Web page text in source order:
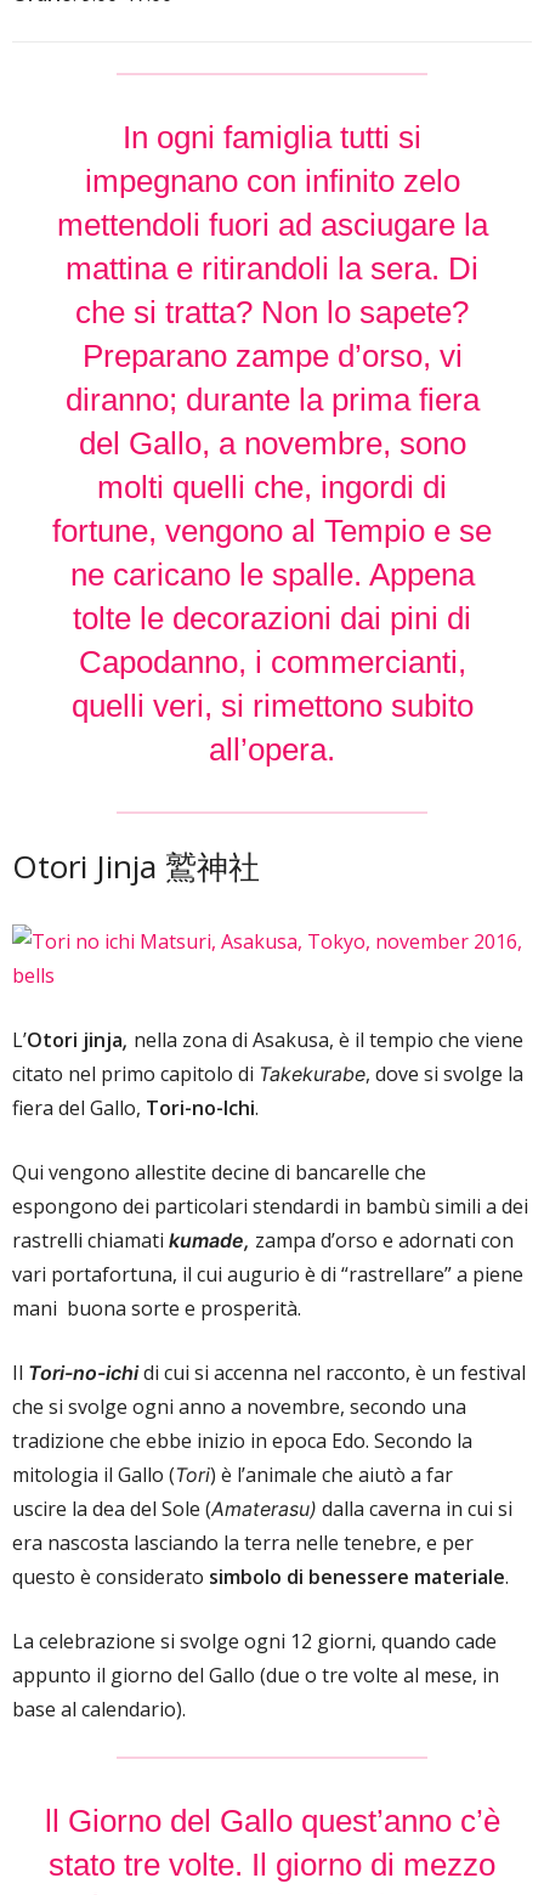
In ogni famiglia tutti si
impegnano con infinito zelo
mettendoli fuori ad asciugare la
mattina e ritirandoli la sera. Di
che si tratta? Non lo sapete?
Preparano zampe d’orso, vi
diranno; durante la prima fiera
del Gallo, a novembre, sono
molti quelli che, ingordi di
fortune, vengono al Tempio e se
ne caricano le spalle. Appena
tolte le decorazioni dai pini di
Capodanno, i commercianti,
quelli veri, si rimettono subito
all’opera.
Otori Jinja 鷲神社
L’Otori jinja, nella zona di Asakusa, è il tempio che viene
citato nel primo capitolo di Takekurabe, dove si svolge la
fiera del Gallo, Tori-no-Ichi.
Qui vengono allestite decine di bancarelle che
espongono dei particolari stendardi in bambù simili a dei
rastrelli chiamati kumade, zampa d’orso e adornati con
vari portafortuna, il cui augurio è di “rastrellare” a piene
mani buona sorte e prosperità.
Il Tori-no-ichidi cui si accenna nel racconto, è un festival
che si svolge ogni anno a novembre, secondo una
tradizione che ebbe inizio in epoca Edo. Secondo la
mitologia il Gallo (Tori) è l’animale che aiutò a far
uscire la dea del Sole (Amaterasu) dalla caverna in cui si
era nascosta lasciando la terra nelle tenebre, e per
questo è considerato simbolo di benessere materiale.
La celebrazione si svolge ogni 12 giorni, quando cade
appunto il giorno del Gallo (due o tre volte al mese, in
base al calendario).
ll Giorno del Gallo quest’anno c’è
stato tre volte. Il giorno di mezzo